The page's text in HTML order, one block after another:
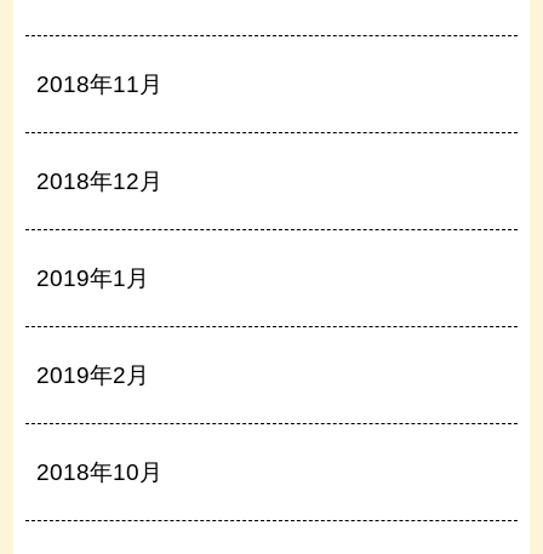
2018年11月
2018年12月
2019年1月
2019年2月
2018年10月